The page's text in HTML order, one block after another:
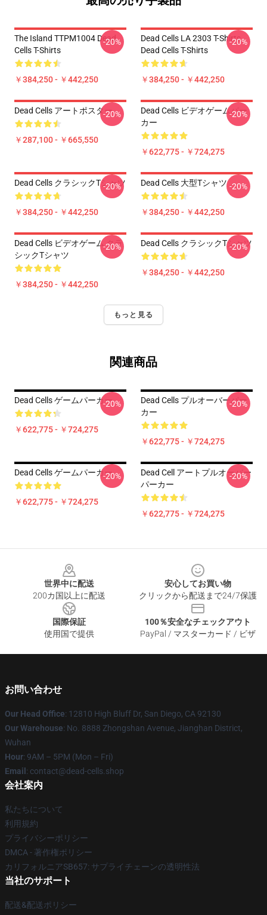
The Island TTPM1004 Dead
Cells T-Shirts
￥384,250 - ￥442,250
-20%
Dead Cells LA 2303 T-Shirts
Dead Cells T-Shirts
￥384,250 - ￥442,250
-20%
Dead Cells アートポスター
￥287,100 - ￥665,550
-20%
Dead Cells ビデオゲームパー
カー
￥622,775 - ￥724,275
-20%
Dead Cells クラシックTシャツ
￥384,250 - ￥442,250
-20% Dead Cells 大型Tシャツ
￥384,250 - ￥442,250
-20%
Dead Cells ビデオゲーム クラ
シックTシャツ
￥384,250 - ￥442,250
-20% Dead Cells クラシックTシャツ
￥384,250 - ￥442,250
-20%
もっと見る
関連商品
Dead Cells ゲームパーカー
￥622,775 - ￥724,275
-20%
Dead Cells プルオーバーパー
カー
￥622,775 - ￥724,275
-20%
Dead Cells ゲームパーカー
￥622,775 - ￥724,275
-20%
Dead Cell アートプルオーバー
パーカー
￥622,775 - ￥724,275
-20%
世界中に配送
200カ国以上に配送
安心してお買い物
クリックから配送まで24/7保護
国際保証
使用国で提供
100％安全なチェックアウト
PayPal / マスターカード / ビザ
お問い合わせ
Our Head Office: 12810 High Bluff Dr, San Diego, CA 92130
Our Warehouse: No. 8888 Zhongshan Avenue, Jianghan District,
Wuhan
Hour: 9AM – 5PM (Mon – Fri)
Email : contact@dead-cells.shop
会社案内
私たちについて
利用規約
プライバシーポリシー
DMCA - 著作権ポリシー
カリフォルニアSB657: サプライチェーンの透明性法
当社のサポート
配送&配送ポリシー